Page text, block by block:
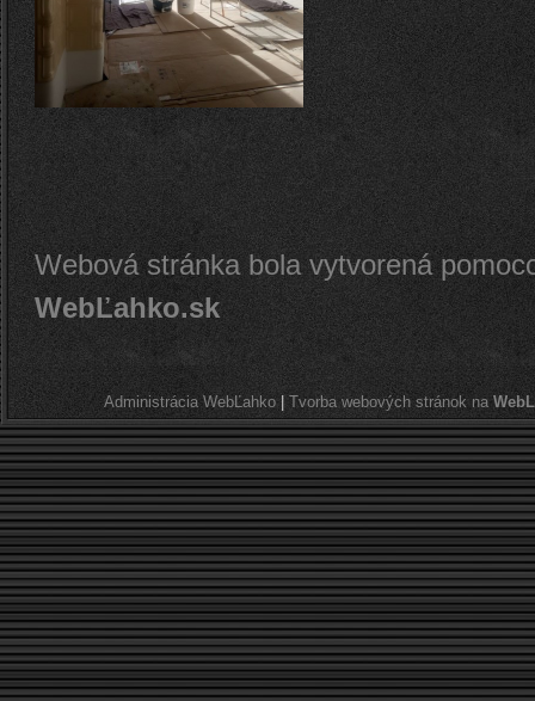
Webová stránka bola vytvorená
WebĽahko.sk
Administrácia WebĽahko Tvorba webových stránok na